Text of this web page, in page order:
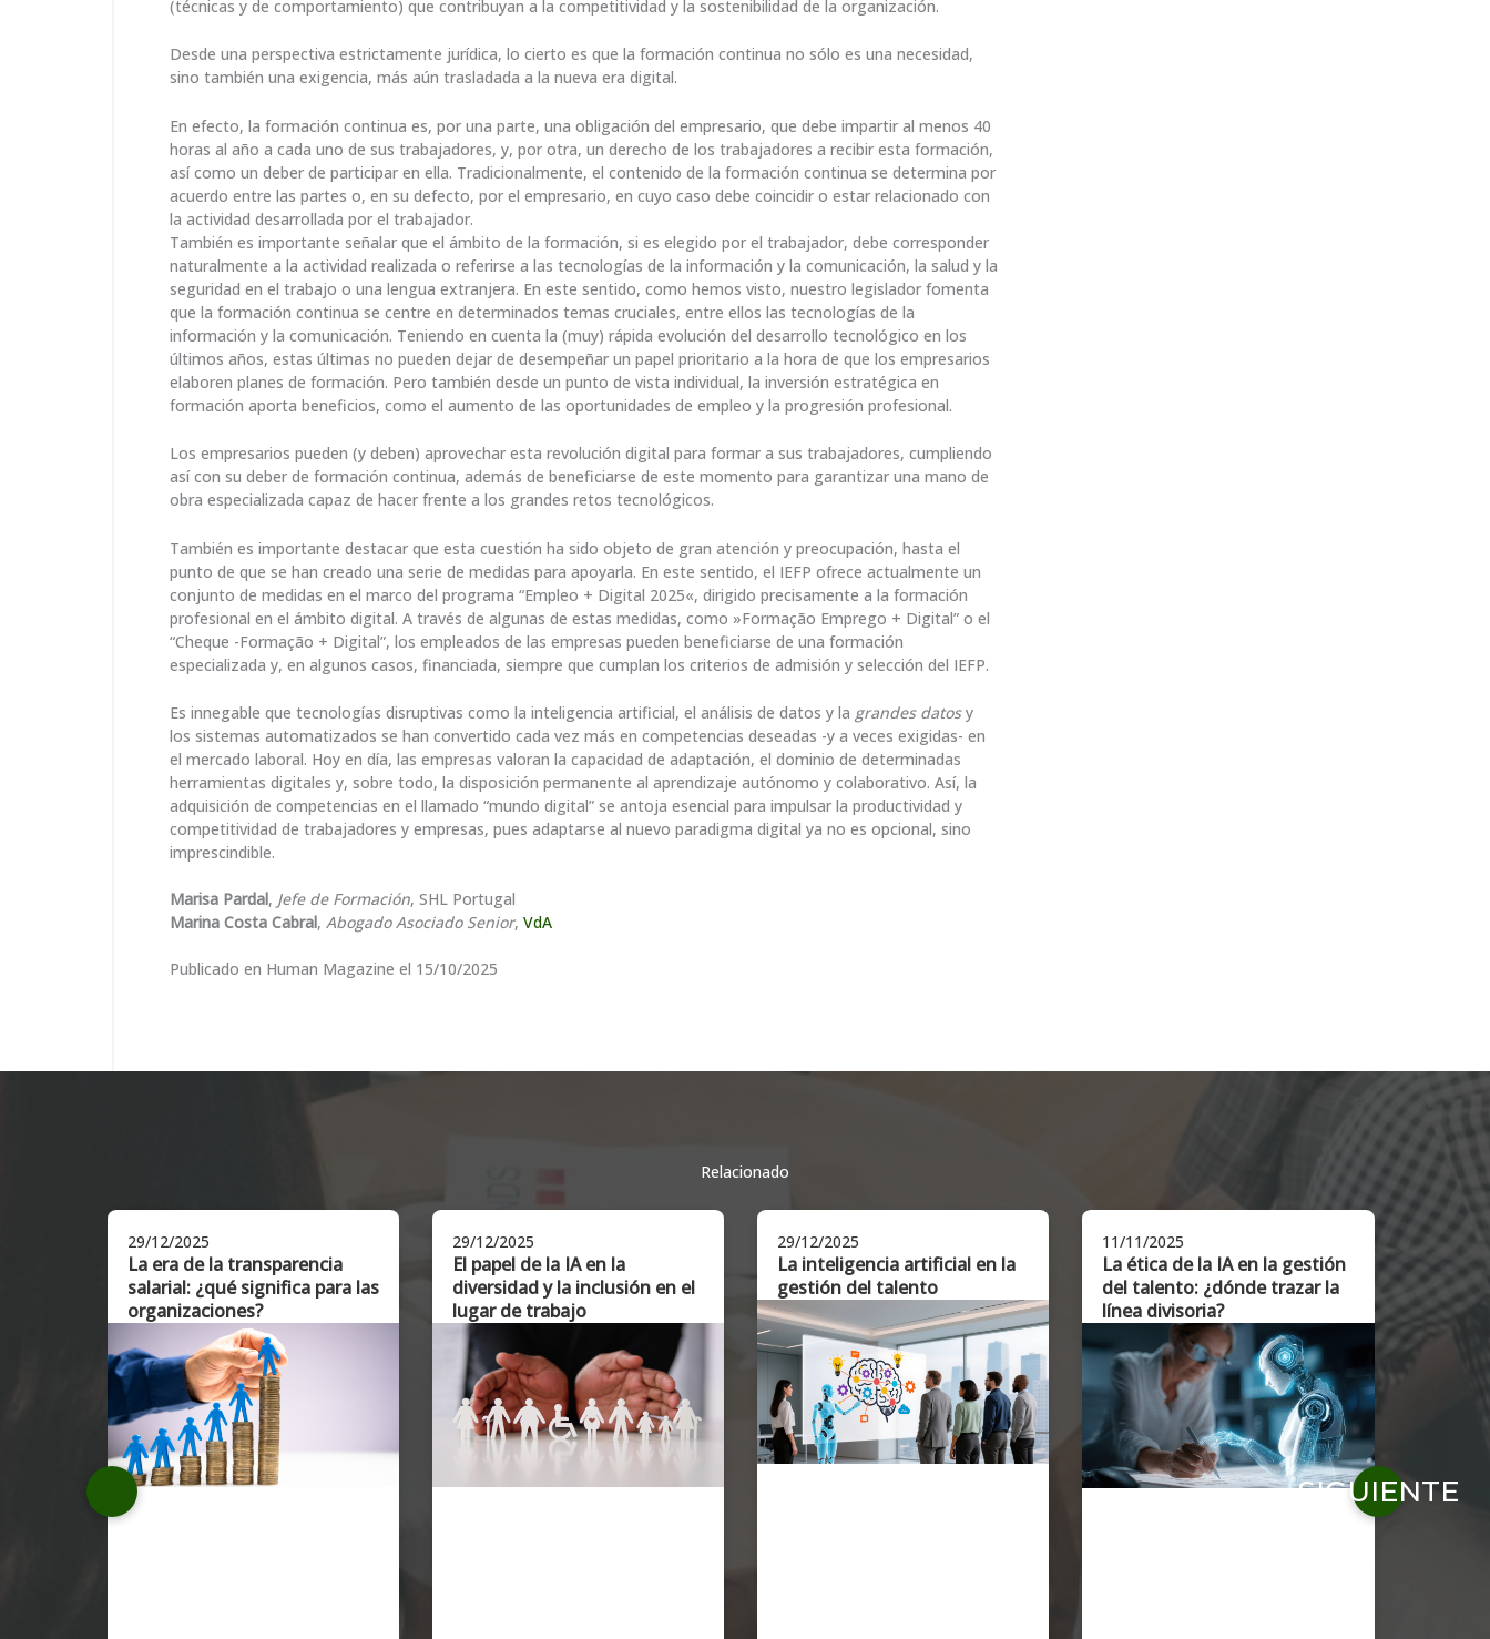
(técnicas y de comportamiento) que contribuyan a la competitividad y la sostenibilidad de la organización.
Desde una perspectiva estrictamente jurídica, lo cierto es que la formación continua no sólo es una necesidad,
sino también una exigencia, más aún trasladada a la nueva era digital.
En efecto, la formación continua es, por una parte, una obligación del empresario, que debe impartir al menos 40
horas al año a cada uno de sus trabajadores, y, por otra, un derecho de los trabajadores a recibir esta formación,
así como un deber de participar en ella. Tradicionalmente, el contenido de la formación continua se determina por
acuerdo entre las partes o, en su defecto, por el empresario, en cuyo caso debe coincidir o estar relacionado con
la actividad desarrollada por el trabajador.
También es importante señalar que el ámbito de la formación, si es elegido por el trabajador, debe corresponder
naturalmente a la actividad realizada o referirse a las tecnologías de la información y la comunicación, la salud y la
seguridad en el trabajo o una lengua extranjera. En este sentido, como hemos visto, nuestro legislador fomenta
que la formación continua se centre en determinados temas cruciales, entre ellos las tecnologías de la
información y la comunicación. Teniendo en cuenta la (muy) rápida evolución del desarrollo tecnológico en los
últimos años, estas últimas no pueden dejar de desempeñar un papel prioritario a la hora de que los empresarios
elaboren planes de formación. Pero también desde un punto de vista individual, la inversión estratégica en
formación aporta beneficios, como el aumento de las oportunidades de empleo y la progresión profesional.
Los empresarios pueden (y deben) aprovechar esta revolución digital para formar a sus trabajadores, cumpliendo
así con su deber de formación continua, además de beneficiarse de este momento para garantizar una mano de
obra especializada capaz de hacer frente a los grandes retos tecnológicos.
También es importante destacar que esta cuestión ha sido objeto de gran atención y preocupación, hasta el
punto de que se han creado una serie de medidas para apoyarla. En este sentido, el IEFP ofrece actualmente un
conjunto de medidas en el marco del programa “Empleo + Digital 2025«, dirigido precisamente a la formación
profesional en el ámbito digital. A través de algunas de estas medidas, como »Formação Emprego + Digital” o el
“Cheque -Formação + Digital”, los empleados de las empresas pueden beneficiarse de una formación
especializada y, en algunos casos, financiada, siempre que cumplan los criterios de admisión y selección del IEFP.
Es innegable que tecnologías disruptivas como la inteligencia artificial, el análisis de datos y la grandes datosy
los sistemas automatizados se han convertido cada vez más en competencias deseadas -y a veces exigidas- en
el mercado laboral. Hoy en día, las empresas valoran la capacidad de adaptación, el dominio de determinadas
herramientas digitales y, sobre todo, la disposición permanente al aprendizaje autónomo y colaborativo. Así, la
adquisición de competencias en el llamado “mundo digital” se antoja esencial para impulsar la productividad y
competitividad de trabajadores y empresas, pues adaptarse al nuevo paradigma digital ya no es opcional, sino
imprescindible.
Marisa Pardal, Jefe de Formación, SHL Portugal
Marina Costa Cabral, Abogado Asociado Senior, VdA
Publicado en Human Magazine el 15/10/2025
Relacionado
29/12/2025
La era de la transparencia
salarial: ¿qué significa para las
organizaciones?
29/12/2025
El papel de la IA en la
diversidad y la inclusión en el
lugar de trabajo
29/12/2025
La inteligencia artificial en la
gestión del talento
11/11/2025
La ética de la IA en la gestión
del talento: ¿dónde trazar la
línea divisoria?
06/11/
SIGUIENTE